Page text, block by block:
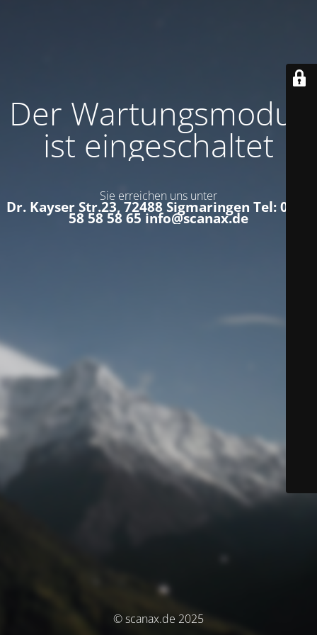
Der Wartungsmodus
ist eingeschaltet
Sie erreichen uns unter
Dr. Kayser Str.23, 72488 Sigmaringen Tel: 0152
58 58 58 65 info@scanax.de
© scanax.de 2025